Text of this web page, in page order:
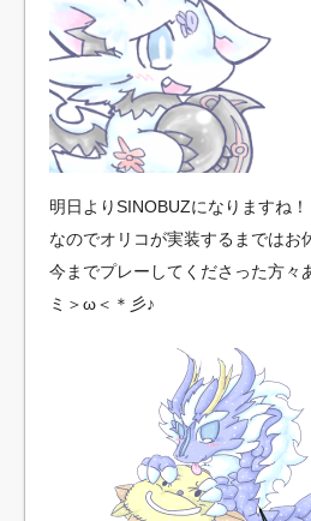
明日よりSINOBUZになりますね！
なのでオリコが実装するまではお
今までプレーしてくださった方々
ミ＞ω＜＊彡♪